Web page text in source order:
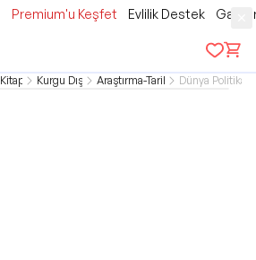
Premium'u Keşfet Evlilik Destek
Kitap Kurgu Dışı Araştırma-Tarih Dünya Politika